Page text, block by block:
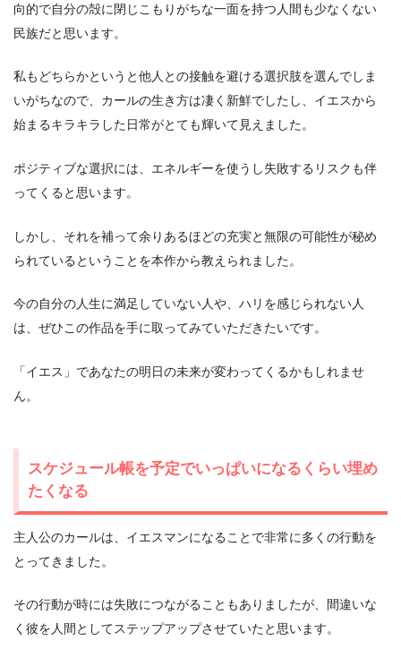
向的で自分の殻に閉じこもりがちな一面を持つ人間も少なくない
民族だと思います。
私もどちらかというと他人との接触を避ける選択肢を選んでしま
いがちなので、カールの生き方は凄く新鮮でしたし、イエスから
始まるキラキラした日常がとても輝いて見えました。
ポジティブな選択には、エネルギーを使うし失敗するリスクも伴
ってくると思います。
しかし、それを補って余りあるほどの充実と無限の可能性が秘め
られているということを本作から教えられました。
今の自分の人生に満足していない人や、ハリを感じられない人
は、ぜひこの作品を手に取ってみていただきたいです。
「イエス」であなたの明日の未来が変わってくるかもしれませ
ん。
スケジュール帳を予定でいっぱいになるくらい埋め
たくなる
主人公のカールは、イエスマンになることで非常に多くの行動を
とってきました。
その行動が時には失敗につながることもありましたが、間違いな
く彼を人間としてステップアップさせていたと思います。